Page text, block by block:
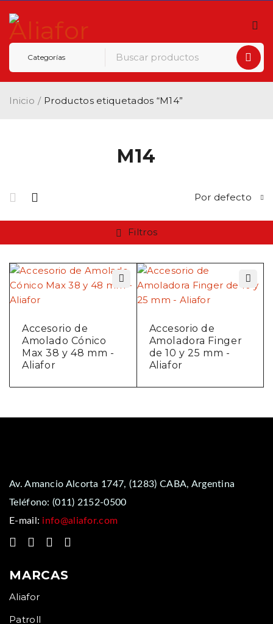
M14
Inicio / Productos etiquetados “M14”
Por defecto
Filtros
Accesorio de
Amolado Cónico
Max 38 y 48 mm -
Aliafor
Accesorio de
Amoladora Finger
de 10 y 25 mm -
Aliafor
Av. Amancio Alcorta 1747, (1283) CABA, Argentina
Teléfono: (011) 2152-0500
E-mail: info@aliafor.com
MARCAS
Aliafor
Patroll